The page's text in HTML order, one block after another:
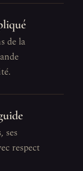
de la
ses
respect